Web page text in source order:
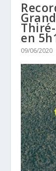
en
09/06/2020